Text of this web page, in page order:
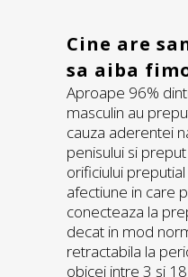
Cine are
sa aiba
Aproape 96%
masculin au
cauza aderentei
penisului si
orificiului
afectiune in care
conecteaza la
decat in mod
retractabila la
obicei intre 3 si